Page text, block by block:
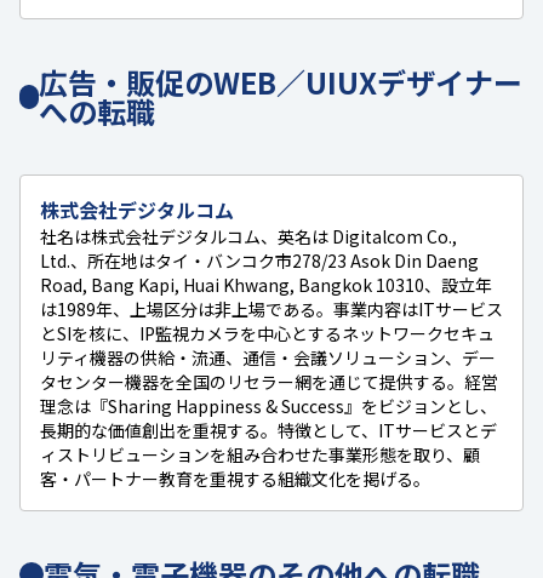
広告・販促のWEB／UIUXデザイナー
への転職
株式会社デジタルコム
社名は株式会社デジタルコム、英名は Digitalcom Co.,
Ltd.、所在地はタイ・バンコク市278/23 Asok Din Daeng
Road, Bang Kapi, Huai Khwang, Bangkok 10310、設立年
は1989年、上場区分は非上場である。事業内容はITサービス
とSIを核に、IP監視カメラを中心とするネットワークセキュ
リティ機器の供給・流通、通信・会議ソリューション、デー
タセンター機器を全国のリセラー網を通じて提供する。経営
理念は『Sharing Happiness & Success』をビジョンとし、
長期的な価値創出を重視する。特徴として、ITサービスとデ
ィストリビューションを組み合わせた事業形態を取り、顧
客・パートナー教育を重視する組織文化を掲げる。